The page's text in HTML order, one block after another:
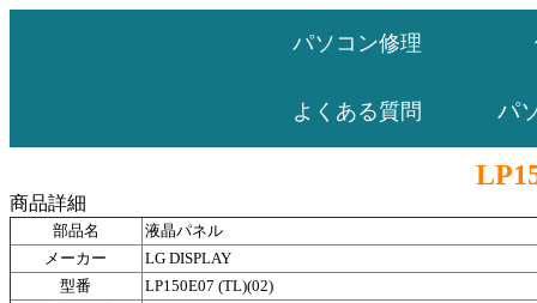
パソコン修理
よくある質問 パ
商品詳細
部品名
液晶パネル
メーカー
LG DISPLAY
型番
LP150E07 (TL)(02)